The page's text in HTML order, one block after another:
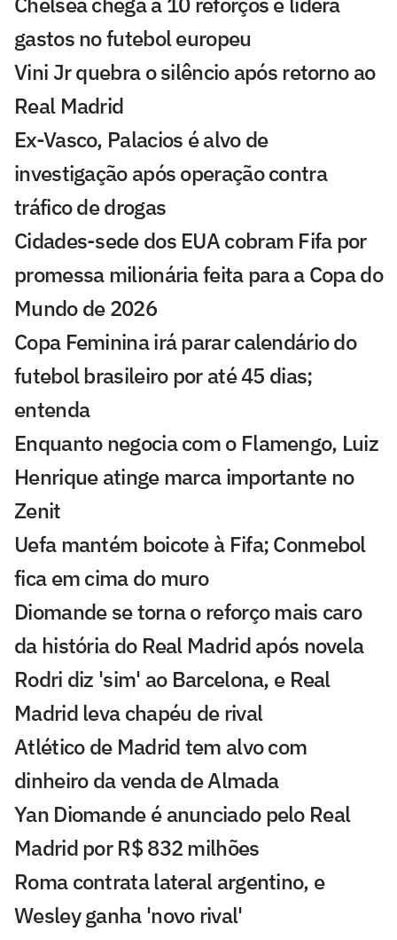
gastos no futebol europeu
Vini Jr quebra o silêncio após retorno ao
Real Madrid
Ex-Vasco, Palacios é alvo de
investigação após operação contra
tráfico de drogas
Cidades-sede dos EUA cobram Fifa por
promessa milionária feita para a Copa do
Mundo de 2026
Copa Feminina irá parar calendário do
futebol brasileiro por até 45 dias;
entenda
Enquanto negocia com o Flamengo, Luiz
Henrique atinge marca importante no
Zenit
Uefa mantém boicote à Fifa; Conmebol
fica em cima do muro
Diomande se torna o reforço mais caro
da história do Real Madrid após novela
Rodri diz 'sim' ao Barcelona, e Real
Madrid leva chapéu de rival
Atlético de Madrid tem alvo com
dinheiro da venda de Almada
Yan Diomande é anunciado pelo Real
Madrid por R$ 832 milhões
Roma contrata lateral argentino, e
Wesley ganha 'novo rival'